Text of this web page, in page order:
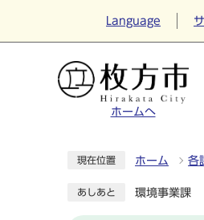
Language
ホームへ
現在位置 ホーム 各
あしあと 環境事業課